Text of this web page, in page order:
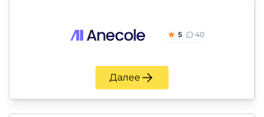
5 40
Далее